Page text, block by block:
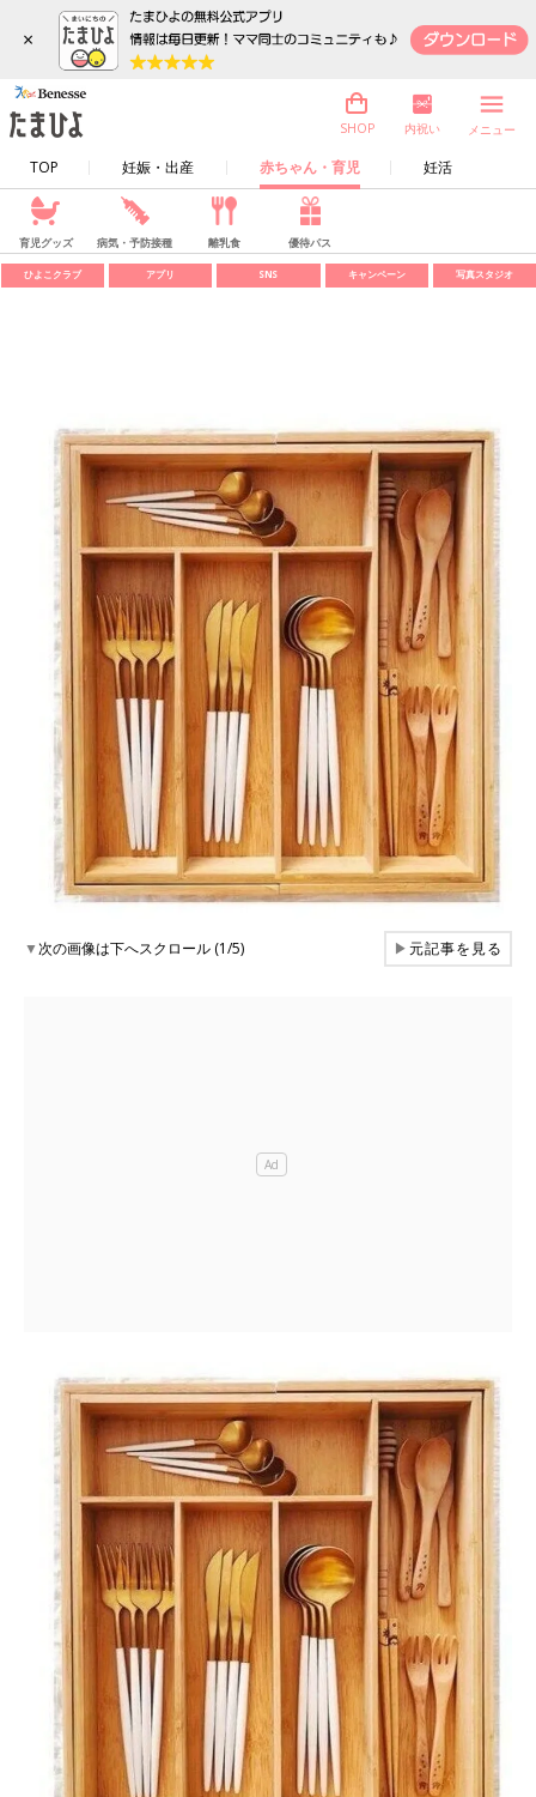
×
TOP 妊娠・出産 赤ちゃん・育児 妊活
SHOP 内祝い メニュー
育児グッズ 病気・予防接種 離乳食 優待パス
ひよこクラブ アプリ SNS キャンペーン 写真スタジオ
▼次の画像は下へスクロール (1/5) ▶元記事を見る